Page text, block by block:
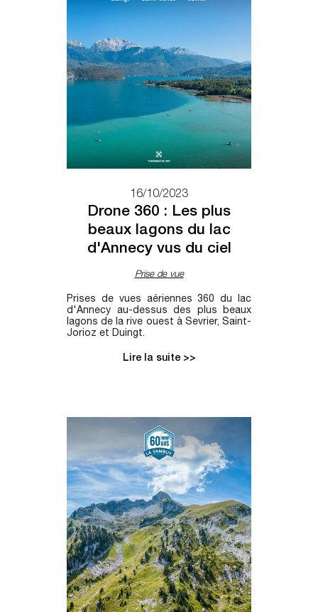
16/10/2023
Drone 360 : Les plus
beaux lagons du lac
d'Annecy vus du ciel
Prise de vue
Prises de vues aériennes 360 du lac
d'Annecy au-dessus des plus beaux
lagons de la rive ouest à Sevrier, Saint-
Jorioz et Duingt.
Lire la suite >>